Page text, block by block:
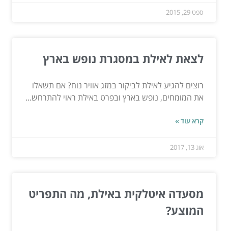
ספט 29, 2015
לצאת לאילת במסגרת נופש בארץ
רוצים להגיע לאילת לביקור במזג אוויר נוח? אם תשאלו
את המומחים, נופש בארץ ובפרט באילת ראוי להתרחש...
קרא עוד »
אוג 13, 2017
מסעדה איטלקית באילת, מה התפריט
המוצע?